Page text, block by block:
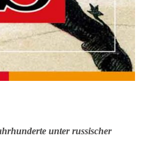
unter russischer